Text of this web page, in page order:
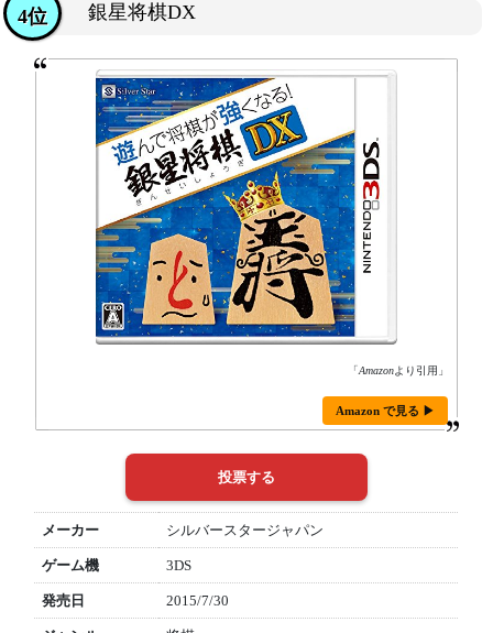
銀星将棋DX
4位
「Amazonより引用」
Amazon で見る ▶
メーカー シルバースタージャパン
ゲーム機 3DS
発売日 2015/7/30